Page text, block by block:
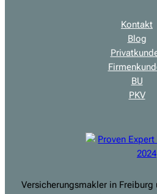
Kontakt
Blog
BU
PKV
Versicherungsmakler in Freiburg